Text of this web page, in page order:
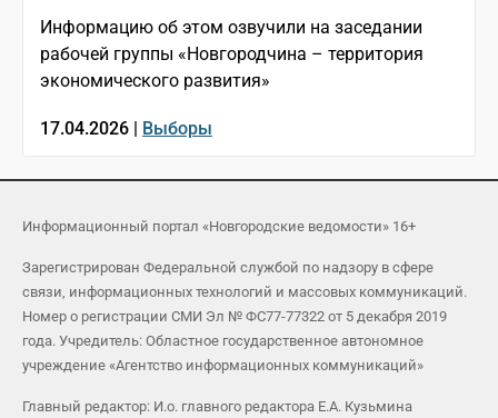
Информацию об этом озвучили на заседании
рабочей группы «Новгородчина – территория
экономического развития»
17.04.2026 | Выборы
Информационный портал «Новгородские ведомости» 16+
Зарегистрирован Федеральной службой по надзору в сфере
связи, информационных технологий и массовых коммуникаций.
Номер о регистрации СМИ Эл № ФС77-77322 от 5 декабря 2019
года. Учредитель: Областное государственное автономное
учреждение «Агентство информационных коммуникаций»
Главный редактор: И.о. главного редактора Е.А. Кузьмина